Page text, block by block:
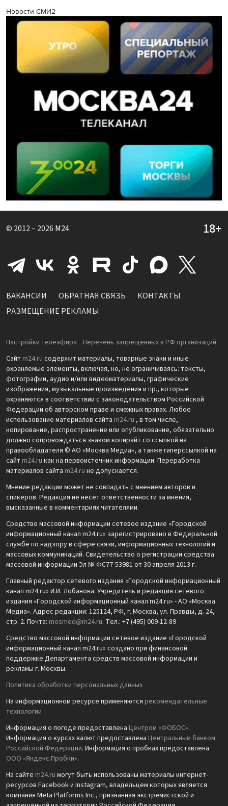
Новости СМИ2
© 2012 – 2026 M24
ВАКАНСИИ ОБРАТНАЯ СВЯЗЬ
КОНТАКТЫ
РАЗМЕЩЕНИЕ РЕКЛАМЫ
Настройки телеэфира
Перечень запрещенных в РФ организаций
Сайт m24.ru содержит материалы, товарные знаки и иные
охраняемые элементы, включая, но, не ограничиваясь: тексты,
фотографии, аудио и/или видеоматериалы, графические
изображения, музыкальные произведения и пр., которые
охраняются в соответствии с законодательством Российской
Федерации об авторском праве и смежных правах. Любое
использование материалов сайта m24.ru , в том числе,
копирование, распространение или опубликование, обязательно
должно сопровождаться знаком копирайт со ссылкой на
правообладателя © АО «Москва Медиа», а также гиперссылкой на
сайт m24.ru как на первоисточник информации. Переработка
материалов сайта m24.ru не допускается.
Мнение редакции может не совпадать с мнением авторов и
спикеров. Редакция не несет ответственности за мнения,
высказанные в комментариях читателями.
Средство массовой информации сетевое издание «Городской
информационный канал m24.ru» зарегистрировано в Федеральной
службе по надзору в сфере связи, информационных технологий и
массовых коммуникаций. Свидетельство о регистрации средства
массовой информации Эл № ФС77-53981 от 30 апреля 2013 г.
Главный редактор сетевого издания «Городской информационный
канал m24.ru» И.И. Лобанова. Учредитель и редакция сетевого
издания «Городской информационный канал m24.ru» - АО «Москва
Медиа». Адрес редакции: 125124, РФ, г. Москва, ул. Правды, д. 24,
стр. 2. Почта: mosmed@m24.ru. Тел.: +7 (495) 009-12-89
Средство массовой информации сетевое издание «Городской
информационный канал m24.ru» создано при финансовой
поддержке Департамента средств массовой информации и
рекламы г. Москвы.
Политика обработки персональных данных
На информационном ресурсе применяются рекомендательные
технологии
Информация о погоде предоставлена Центром «ФОБОС».
Информация о курсах валют предоставлена Центральным банком
Российской Федерации. Информация о пробках предоставлена
ООО «Яндекс.Пробки».
На сайте m24.ru могут быть использованы материалы интернет-
ресурсов Facebook и Instagram, владельцем которых является
компания Meta Platforms Inc., признанная экстремистской и